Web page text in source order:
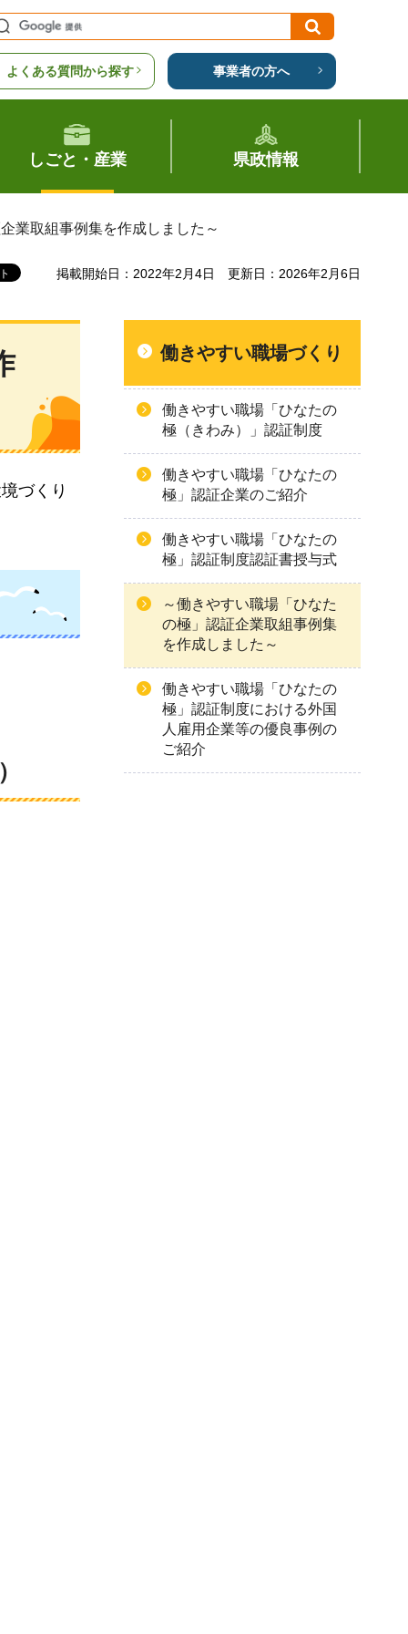
よくある質問から探す 事業者の方へ
しごと・産業 県政情報
業取組事例集を作成しました～
掲載開始日：2022年2月4日 更新日：2026年2月6日
づくり
働きやすい職場づくり
働きやすい職場「ひなたの
極（きわみ）」認証制度
働きやすい職場「ひなたの
極」認証企業のご紹介
働きやすい職場「ひなたの
極」認証制度認証書授与式
～働きやすい職場「ひなた
の極」認証企業取組事例集
を作成しました～
働きやすい職場「ひなたの
極」認証制度における外国
人雇用企業等の優良事例の
ご紹介